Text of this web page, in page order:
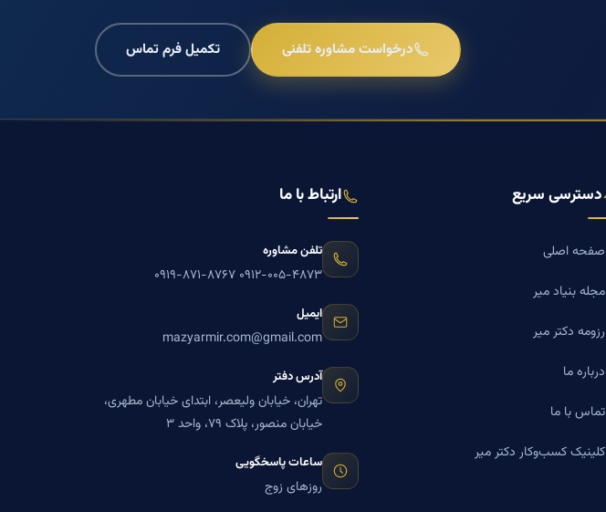
درخواست مشاوره تلفنی تکمیل فرم تماس
دسترسی سریع
صفحه اصلی
مجله بنیاد میر
رزومه دکتر میر
درباره ما
تماس با ما
کلینیک کسب‌وکار دکتر میر
ارتباط با ما
تلفن مشاوره
۰۹۱۲-۰۰۵-۴۸۷۳ ۰۹۱۹-۸۷۱-۸۷۶۷
ایمیل
mazyarmir.com@gmail.com
آدرس دفتر
تهران، خیابان ولیعصر، ابتدای خیابان مطهری،
خیابان منصور، پلاک ۷۹، واحد ۳
ساعات پاسخگویی
روزهای زوج